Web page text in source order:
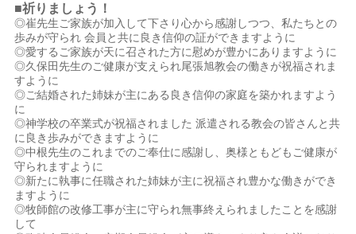
■祈りましょう！
◎崔先生ご家族が加入して下さり心から感謝しつつ、私たちとの
歩みが守られ 会員と共に良き信仰の証ができますように
◎愛するご家族が天に召された方に慰めが豊かにありますように
◎久保田先生のご健康が支えられ尾張旭教会の働きが祝福されま
すように
◎ご結婚された姉妹が主にある良き信仰の家庭を築かれますよう
に
◎神学校の卒業式が祝福されました 派遣される教会の皆さんと共
に良き歩みができますように
◎中根先生のこれまでのご奉仕に感謝し、奥様ともどもご健康が
守られますように
◎新たに執事に任職された姉妹が主に祝福され豊かな働きができ
ますように
◎牧師館の改修工事が主に守られ無事終えられましたことを感謝
して